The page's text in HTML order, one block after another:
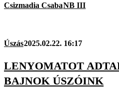
Csizmadia CsabaNB III
Úszás2025.02.22. 16:17
LENYOMATOT
BAJNOK ÚSZÓINK